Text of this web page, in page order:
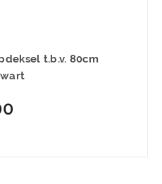
t.b.v. 80cm